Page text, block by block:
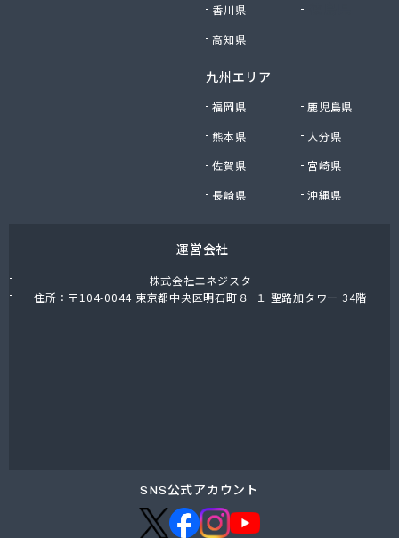
株式会社油直 オートガススタンド
丸井商店外之原支店
丸金薪炭店
橋本産業株式会社 名古屋営業所
玉屋プロパン株式会社
香川県
高知県
九州エリア
福岡県
鹿児島県
熊本県
大分県
佐賀県
宮崎県
長崎県
沖縄県
運営会社
株式会社エネジスタ
住所：〒104-0044 東京都中央区明石町８−１ 聖路加タワー 34階
SNS公式アカウント